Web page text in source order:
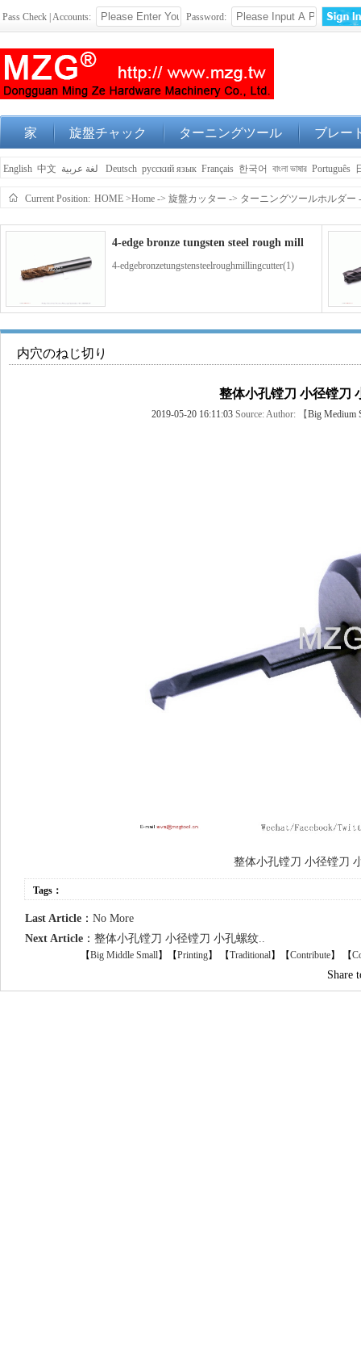
Pass Check | Accounts: Password:
家 旋盤チャック ターニングツール ブレー
English 中文 Deutsch русский язык Français 한국어 বাংলা ভাষার Português
Current Position: HOME >Home -> 旋盤カッター -> ターニングツールホルダー
4-edge bronze tungsten steel rough mill
4-edgebronzetungstensteelroughmillingcutter(1)
4-edge blue coated tungsten steel end m
内穴のねじ切り
整体小孔镗刀 小径镗刀
2019-05-20 16:11:03Source:Author: 【Big Medium
整体小孔镗刀 小径镗刀
Tags：
Last Article ：No More
Next Article ：整体小孔镗刀 小径镗刀 小孔螺纹..
【Big Middle Small】【Printing】 【Traditional】【Contribute】 【
Share